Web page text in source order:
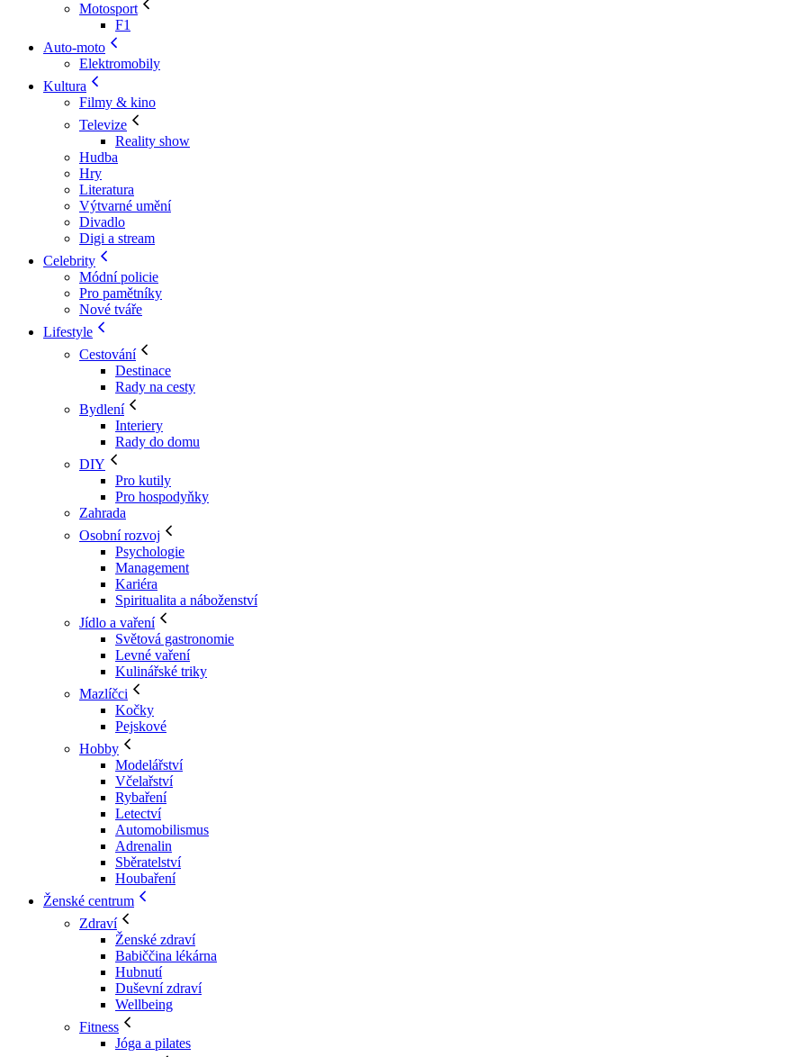
Motosport
F1
Auto-moto
Elektromobily
Kultura
Filmy & kino
Televize
Reality show
Hudba
Hry
Literatura
Výtvarné umění
Divadlo
Digi a stream
Celebrity
Módní policie
Pro pamětníky
Nové tváře
Lifestyle
Cestování
Destinace
Rady na cesty
Bydlení
Interiery
Rady do domu
DIY
Pro kutily
Pro hospodyňky
Zahrada
Osobní rozvoj
Psychologie
Management
Kariéra
Spiritualita a náboženství
Jídlo a vaření
Světová gastronomie
Levné vaření
Kulinářské triky
Mazlíčci
Kočky
Pejskové
Hobby
Modelářství
Včelařství
Rybaření
Letectví
Automobilismus
Adrenalin
Sběratelství
Houbaření
Ženské centrum
Zdraví
Ženské zdraví
Babiččina lékárna
Hubnutí
Duševní zdraví
Wellbeing
Fitness
Jóga a pilates